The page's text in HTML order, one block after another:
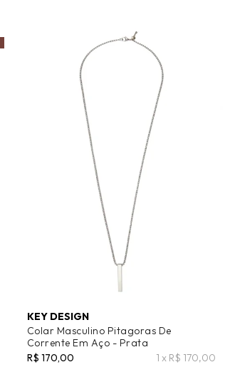
KEY DESIGN
Colar Masculino Pitagoras De
Corrente Em Aço - Prata
R$ 170,00
1 x R$ 170,00